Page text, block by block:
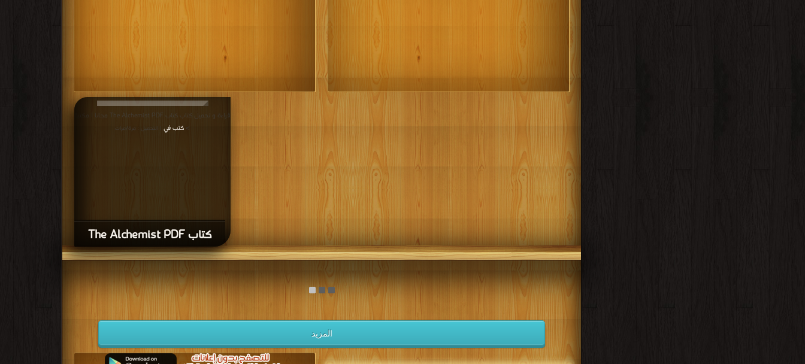
كتاب The Alchemist PDF
قراءة و تحميل كتاب كتاب The Alchemist PDF مجانا | مكتبة
> كتب في | التحميل : مرة/مرات
المزيد